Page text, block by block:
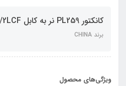
کانکتور PL259 نر به کابل 1/2LCF
برند CHINA
ویژگی‌های محصول